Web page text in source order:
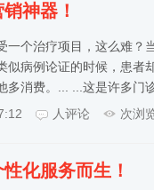
神器！
一个治疗项目，这么难？
似病例论证的时候，患者
多消费。... ...这是许多
人评论 次浏
化服务而生！